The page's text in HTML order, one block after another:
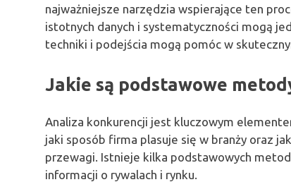
najważniejsze narzędzia wspierające ten
istotnych danych i systematyczności mogą
techniki i podejścia mogą pomóc w
Jakie są podstawowe
Analiza konkurencji jest kluczowym
jaki sposób firma plasuje się w branży oraz
przewagi. Istnieje kilka podstawowych
informacji o rywalach i rynku.